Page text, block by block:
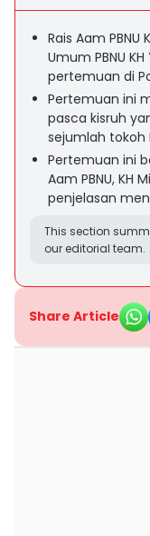
Rais Aam
Umum PBNU
pertemuan di
Pertemuan ini
pasca kisruh
sejumlah tokoh
Pertemuan ini
Aam PBNU, KH
penjelasan
This section
our editorial team.
Share Article